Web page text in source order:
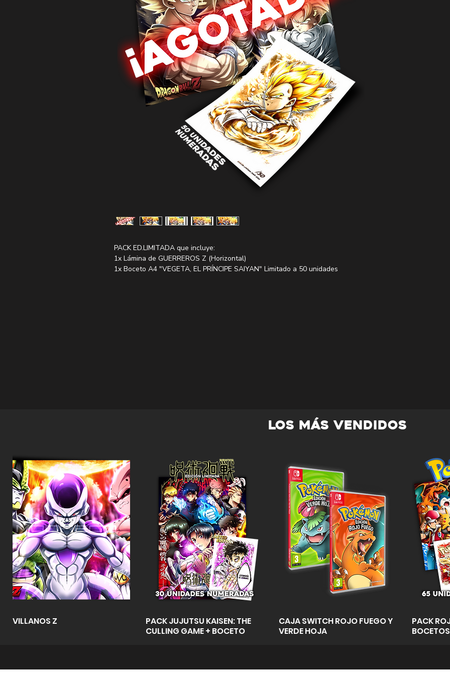
LOS MÁS VENDIDOS
Vista rápida
VILLANOS Z Vista rápida
PACK JUJUTSU KAISEN: THE
CULLING GAME + BOCETO
Vista rápida
CAJA SWITCH ROJO FUEGO Y
VERDE HOJA
PACK
BOCETOS
PACK ED.LIMITADA que incluye:
1x Lámina de GUERREROS Z (Horizontal)
1x Boceto A4 "VEGETA, EL PRÍNCIPE SAIYAN" Limitado a 50 unidades